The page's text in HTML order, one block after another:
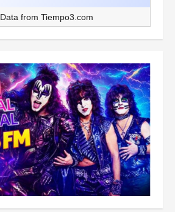
Data from Tiempo3.com